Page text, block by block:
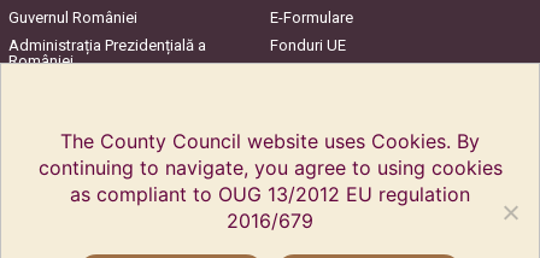
Guvernul României
E-Formulare
Administrația Prezidențială a
României
Fonduri UE
The County Council website uses Cookies. By
continuing to navigate, you agree to using cookies
as compliant to OUG 13/2012 EU regulation
2016/679